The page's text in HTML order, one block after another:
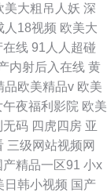
美大粗吊人妖 深
人18视频 欧美大
在线 91人人超碰
内射后入在线 黄
品欧美精品v 欧美
午夜福利影院 欧美
无码 四虎四房 亚
三级网站视频网
产精品一区91 小x
日韩小视频 国产